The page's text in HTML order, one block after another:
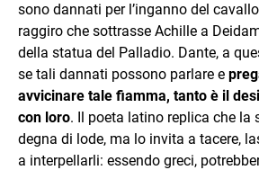
sono dannati per l’inganno del
raggiro che sottrasse Achille a
della statua del Palladio. Dante, a
se tali dannati possono parlare e
avvicinare tale fiamma, tanto è il
con loro. Il poeta latino replica che la
degna di lode, ma lo invita a tacere,
a interpellarli: essendo greci,